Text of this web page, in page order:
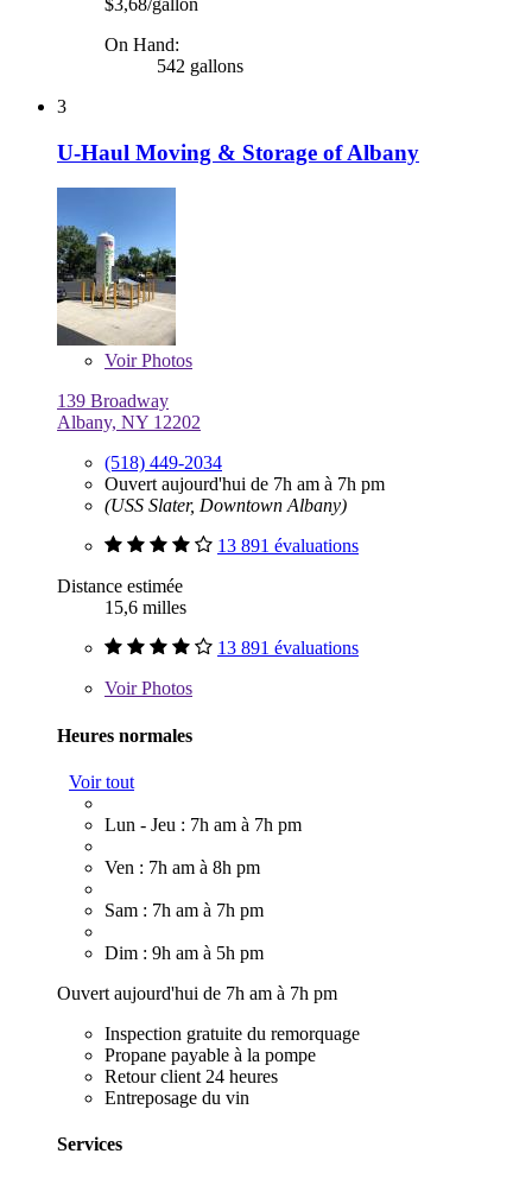
$3,68/gallon
On Hand:
542 gallons
3
U-Haul Moving & Storage of Albany
VoirPhotos
139 Broadway
Albany, NY 12202
(518) 449-2034
Ouvert aujourd'hui de 7h am à 7h pm
(USS Slater, Downtown Albany)
13 891 évaluations
Distance estimée
15,6 milles
13 891 évaluations
VoirPhotos
Heures normales
Voir tout
Lun - Jeu : 7h am à 7h pm
Ven : 7h am à 8h pm
Sam : 7h am à 7h pm
Dim : 9h am à 5h pm
Ouvert aujourd'hui de 7h am à 7h pm
Inspection gratuite du remorquage
Propane payable à la pompe
Retour client 24 heures
Entreposage du vin
Services